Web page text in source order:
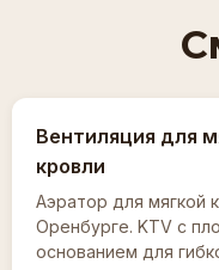
Вентиляция для
кровли
Аэратор для мягкой
Оренбурге. KTV с
основанием для